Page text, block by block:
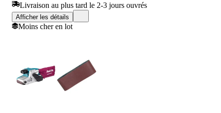
Livraison au plus tard le 2-3 jours ouvrés
Afficher les détails
Moins cher en lot